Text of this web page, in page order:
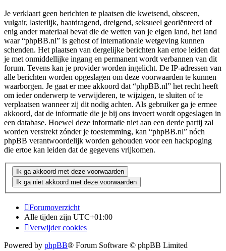
Je verklaart geen berichten te plaatsen die kwetsend, obsceen,
vulgair, lasterlijk, haatdragend, dreigend, seksueel georiënteerd of
enig ander materiaal bevat die de wetten van je eigen land, het land
waar “phpBB.nl” is gehost of internationale wetgeving kunnen
schenden. Het plaatsen van dergelijke berichten kan ertoe leiden dat
je met onmiddellijke ingang en permanent wordt verbannen van dit
forum. Tevens kan je provider worden ingelicht. De IP-adressen van
alle berichten worden opgeslagen om deze voorwaarden te kunnen
waarborgen. Je gaat er mee akkoord dat “phpBB.nl” het recht heeft
om ieder onderwerp te verwijderen, te wijzigen, te sluiten of te
verplaatsen wanneer zij dit nodig achten. Als gebruiker ga je ermee
akkoord, dat de informatie die je bij ons invoert wordt opgeslagen in
een database. Hoewel deze informatie niet aan een derde partij zal
worden verstrekt zónder je toestemming, kan “phpBB.nl” nóch
phpBB verantwoordelijk worden gehouden voor een hackpoging
die ertoe kan leiden dat de gegevens vrijkomen.
Forumoverzicht
Alle tijden zijn UTC+01:00
Verwijder cookies
Powered by phpBB® Forum Software © phpBB Limited